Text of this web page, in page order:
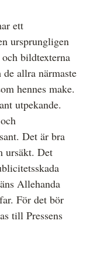
ett
ursprungligen
bildtexterna
allra närmaste
hennes make.
utpekande.
Det är bra
ursäkt. Det
Allehanda
För det bör
till Pressens